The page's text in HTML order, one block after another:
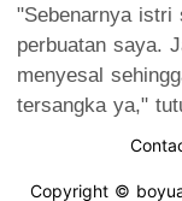
"Sebenarnya istri
perbuatan saya.
menyesal
tersangka ya,"
Copyright ©